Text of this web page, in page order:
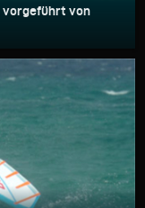
vorgeführt von